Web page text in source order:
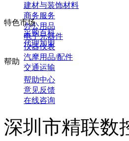
建材与装饰材料
商务服务
办公用品
电子元器件
仪器仪表
汽摩用品/配件
交通运输
特色市场
采购百科
代理加盟
帮助
帮助中心
意见反馈
在线咨询
深圳市精联数